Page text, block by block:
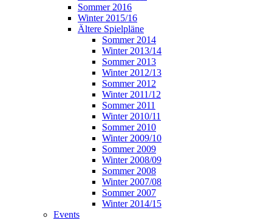
Sommer 2016
Winter 2015/16
Ältere Spielpläne
Sommer 2014
Winter 2013/14
Sommer 2013
Winter 2012/13
Sommer 2012
Winter 2011/12
Sommer 2011
Winter 2010/11
Sommer 2010
Winter 2009/10
Sommer 2009
Winter 2008/09
Sommer 2008
Winter 2007/08
Sommer 2007
Winter 2014/15
Events